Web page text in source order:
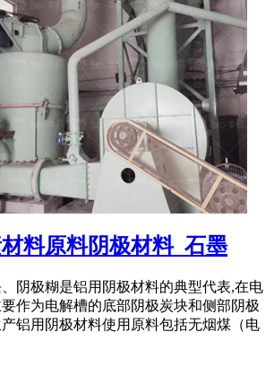
料原料阴极材料_石墨
阴极糊是铝用阴极材料的典型代表,在电
作为电解槽的底部阴极炭块和侧部阴极
铝用阴极材料使用原料包括无烟煤（电